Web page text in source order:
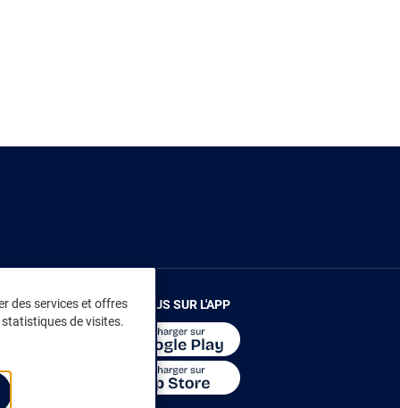
des services et offres
de visites.
RENDEZ-VOUS SUR L'APP